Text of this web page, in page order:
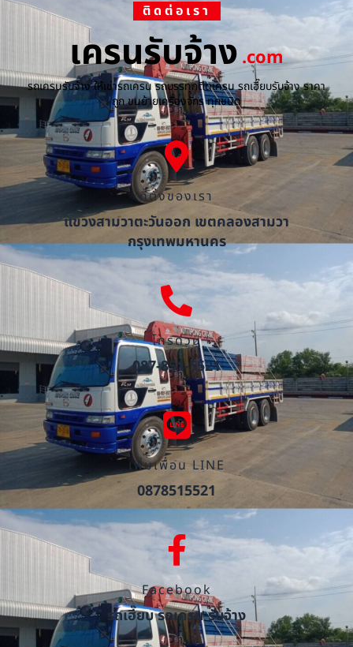
ติดต่อเรา
เครนรับจ้าง.com
รถเครนรับจ้าง ให้เช่ารถเครน รถบรรทุกติดเครน รถเฮี๊ยบรับจ้าง ราคา
ถูก ขนย้ายเครื่องจักร ทุกชนิด
ที่ตั้งของเรา
แขวงสามวาตะวันออก เขตคลองสามวา
กรุงเทพมหานคร
โทรด่วน
087-851-5521
เพิ่มเพื่อน LINE
0878515521
Facebook
รถเฮี๊ยบ รถเครน รับจ้าง